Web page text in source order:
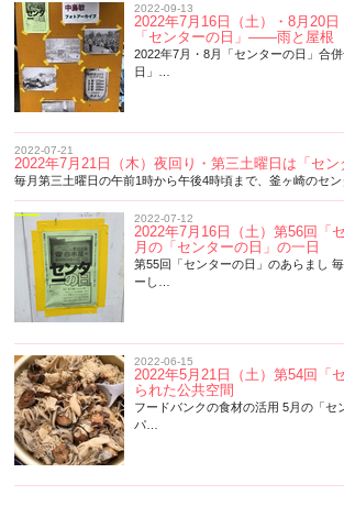
2022-09-13
2022年7月16日（土）・8月20日
「センターの日」——雨と屋根
2022年7月・8月「センターの日」合
日」…
2022-07-21
2022年7月21日（木）夜回り・第三土曜日は「セン
毎月第三土曜日の午前1時から午後4時頃まで、釜ヶ崎のセン
2022-07-12
2022年7月16日（土）第56回
月の「センターの日」の一日
第55回「センターの日」のあらまし
ーし…
2022-06-15
2022年5月21日（土）第54回
られた公共空間
フードバンクの食材の活用 5月の「セ
パ…